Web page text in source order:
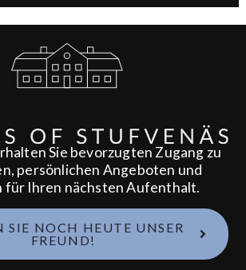
Sie bevorzugten Zugang zu
persönlichen Angeboten und
für Ihren nächsten Aufenthalt.
SIE NOCH HEUTE UNSER
FREUND!